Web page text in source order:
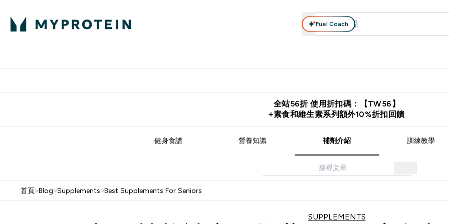
Fuel Coach
全站56折 使用折扣碼：【TW56】
+素食和維生素系列額外10%折扣回饋
健身食譜 營養知識 補劑介紹 訓練教學
首頁>Blog>Supplements>Best Supplements For Seniors
SUPPLEMENTS